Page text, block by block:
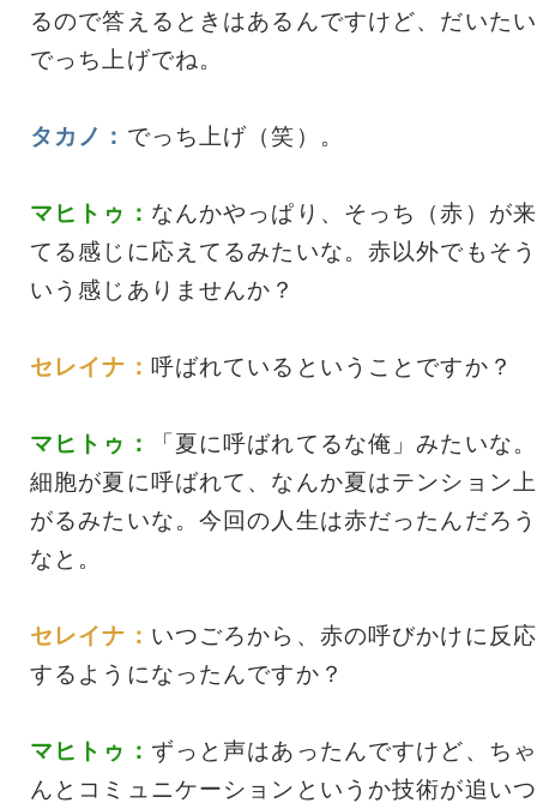
るので答えるときはあるんですけど、だいたい
でっち上げでね。
タカノ： でっち上げ（笑）。
マヒトゥ： なんかやっぱり、そっち（赤）が来
てる感じに応えてるみたいな。赤以外でもそう
いう感じありませんか？
セレイナ： 呼ばれているということですか？
マヒトゥ：
「夏に呼ばれてるな俺」みたいな。
細胞が夏に呼ばれて、なんか夏はテンション上
がるみたいな。今回の人生は赤だったんだろう
なと。
セレイナ： いつごろから、赤の呼びかけに反応
するようになったんですか？
マヒトゥ： ずっと声はあったんですけど、ちゃ
んとコミュニケーションというか技術が追いつ